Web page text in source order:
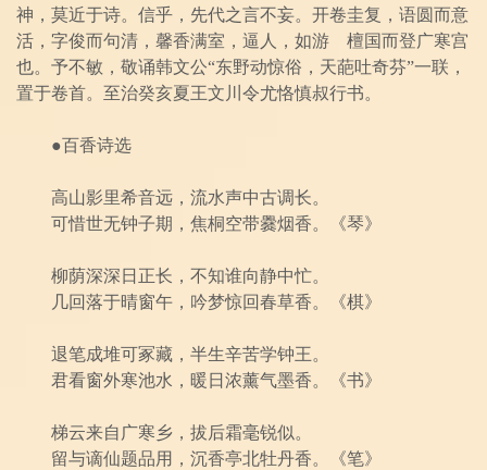
神，莫近于诗。信乎，先代之言不妄。开卷圭复，语圆而意
活，字俊而句清，馨香满室，逼人，如游 檀国而登广寒宫
也。予不敏，敬诵韩文公“东野动惊俗，天葩吐奇芬”一联，
置于卷首。至治癸亥夏王文川令尤恪慎叔行书。
●百香诗选
高山影里希音远，流水声中古调长。
可惜世无钟子期，焦桐空带爨烟香。《琴》
柳荫深深日正长，不知谁向静中忙。
几回落于晴窗午，吟梦惊回春草香。《棋》
退笔成堆可冢藏，半生辛苦学钟王。
君看窗外寒池水，暖日浓薰气墨香。《书》
梯云来自广寒乡，拔后霜毫锐似。
留与谪仙题品用，沉香亭北牡丹香。《笔》